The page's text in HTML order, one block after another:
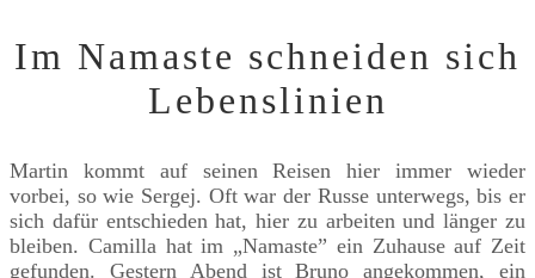
Im Namaste schneiden sich
Lebenslinien
Martin kommt auf seinen Reisen hier immer wieder
vorbei, so wie Sergej. Oft war der Russe unterwegs, bis er
sich dafür entschieden hat, hier zu arbeiten und länger zu
bleiben. Camilla hat im „Namaste” ein Zuhause auf Zeit
gefunden. Gestern Abend ist Bruno angekommen, ein